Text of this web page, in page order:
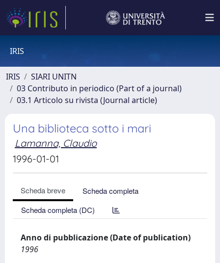
IRIS
IRIS
SIARI UNITN
03 Contributo in periodico (Part of a journal)
03.1 Articolo su rivista (Journal article)
Una biblioteca sotto i mari
Lamanna, Claudio
1996-01-01
Scheda breve
Scheda completa
Scheda completa (DC)
Anno di pubblicazione (Date of publication)
1996